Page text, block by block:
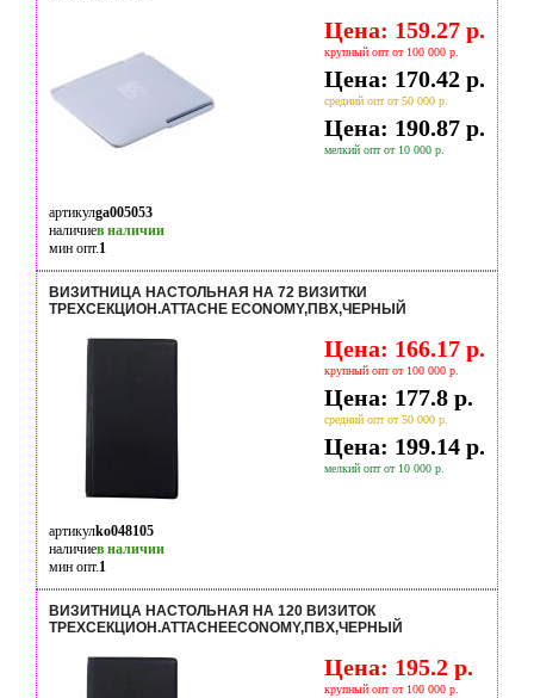
Цена: 159.27 р.
крупный опт от 100 000 р.
Цена: 170.42 р.
средний опт от 50 000 р.
Цена: 190.87 р.
мелкий опт от 10 000 р.
артикулga005053
наличиев наличии
мин опт.1
ВИЗИТНИЦА НАСТОЛЬНАЯ НА 72 ВИЗИТКИ
ТРЕХСЕКЦИОН.ATTACHE ECONOMY,ПВХ,ЧЕРНЫЙ
Цена: 166.17 р.
крупный опт от 100 000 р.
Цена: 177.8 р.
средний опт от 50 000 р.
Цена: 199.14 р.
мелкий опт от 10 000 р.
артикулko048105
наличиев наличии
мин опт.1
ВИЗИТНИЦА НАСТОЛЬНАЯ НА 120 ВИЗИТОК
ТРЕХСЕКЦИОН.ATTACHEECONOMY,ПВХ,ЧЕРНЫЙ
Цена: 195.2 р.
крупный опт от 100 000 р.